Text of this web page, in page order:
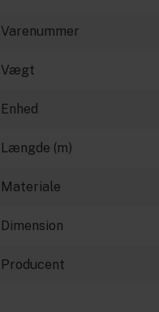
Varenummer
Vægt
Enhed
Længde (m)
Materiale
Dimension
Producent